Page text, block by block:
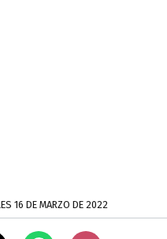
16 DE MARZO DE 2022